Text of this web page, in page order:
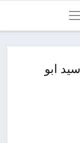
ابو